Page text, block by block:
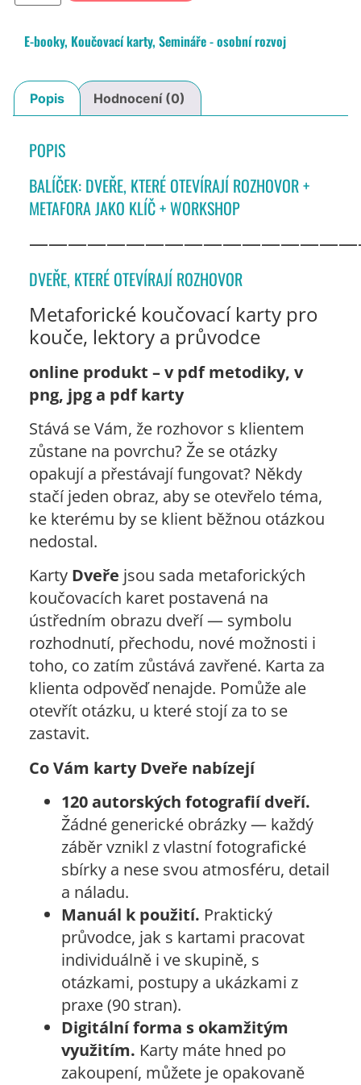
E-booky, Koučovací karty, Semináře - osobní rozvoj
Popis Hodnocení (0)
POPIS
BALÍČEK: DVEŘE, KTERÉ OTEVÍRAJÍ ROZHOVOR +
METAFORA JAKO KLÍČ + WORKSHOP
DVEŘE, KTERÉ OTEVÍRAJÍ ROZHOVOR
Metaforické koučovací karty pro
kouče, lektory a průvodce
online produkt – v pdf metodiky, v
png, jpg a pdf karty
Stává se Vám, že rozhovor s klientem
zůstane na povrchu? Že se otázky
opakují a přestávají fungovat? Někdy
stačí jeden obraz, aby se otevřelo téma,
ke kterému by se klient běžnou otázkou
nedostal.
Karty Dveře jsou sada metaforických
koučovacích karet postavená na
ústředním obrazu dveří — symbolu
rozhodnutí, přechodu, nové možnosti i
toho, co zatím zůstává zavřené. Karta za
klienta odpověď nenajde. Pomůže ale
otevřít otázku, u které stojí za to se
zastavit.
Co Vám karty Dveře nabízejí
120 autorských fotografií dveří.
Žádné generické obrázky — každý
záběr vznikl z vlastní fotografické
sbírky a nese svou atmosféru, detail
a náladu.
Manuál k použití. Praktický
průvodce, jak s kartami pracovat
individuálně i ve skupině, s
otázkami, postupy a ukázkami z
praxe (90 stran).
Digitální forma s okamžitým
využitím. Karty máte hned po
zakoupení, můžete je opakovaně